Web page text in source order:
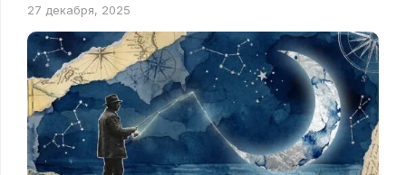
27 декабря, 2025